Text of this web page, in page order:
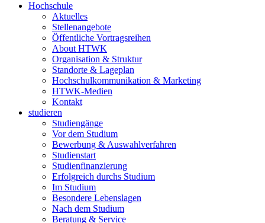
Hochschule
Aktuelles
Stellenangebote
Öffentliche Vortragsreihen
About HTWK
Organisation & Struktur
Standorte & Lageplan
Hochschulkommunikation & Marketing
HTWK-Medien
Kontakt
studieren
Studiengänge
Vor dem Studium
Bewerbung & Auswahlverfahren
Studienstart
Studienfinanzierung
Erfolgreich durchs Studium
Im Studium
Besondere Lebenslagen
Nach dem Studium
Beratung & Service